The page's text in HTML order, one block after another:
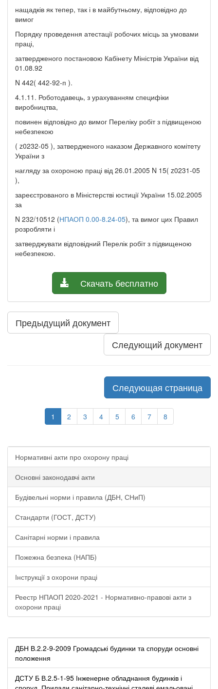
нащадків як тепер, так і в майбутньому, відповідно до
вимог
Порядку проведення атестації робочих місць за умовами
праці,
затвердженого постановою Кабінету Міністрів України від
01.08.92
N 442( 442-92-п ).
4.1.11. Роботодавець, з урахуванням специфіки
виробництва,
повинен відповідно до вимог Переліку робіт з підвищеною
небезпекою
( z0232-05 ), затвердженого наказом Державного комітету
України з
нагляду за охороною праці від 26.01.2005 N 15( z0231-05
),
зареєстрованого в Міністерстві юстиції України 15.02.2005
за
N 232/10512 (НПАОП 0.00-8.24-05), та вимог цих Правил
розробляти і
затверджувати відповідний Перелік робіт з підвищеною
небезпекою.
Скачать бесплатно
Предыдущий документ
Следующий документ
Следующая страница
1 2 3 4 5 6 7 8
Нормативні акти про охорону праці
Основні законодавчі акти
Будівельні норми і правила (ДБН, СНиП)
Стандарти (ГОСТ, ДСТУ)
Санітарні норми і правила
Пожежна безпека (НАПБ)
Інструкції з охорони праці
Реестр НПАОП 2020-2021 - Нормативно-правові акти з
охорони праці
ДБН В.2.2-9-2009 Громадські будинки та споруди основні
положення
ДСТУ Б В.2.5-1-95 Інженерне обладнання будинків і